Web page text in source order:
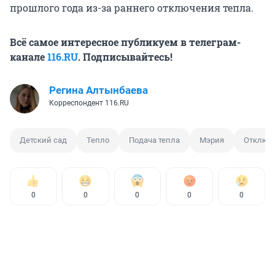
прошлого года из-за раннего отключения тепла.
Всё самое интересное публикуем в телеграм-
канале116.RU. Подписывайтесь!
Регина Алтынбаева
Корреспондент 116.RU
Детский сад Тепло Подача тепла Мэрия
0 0 0 0 0